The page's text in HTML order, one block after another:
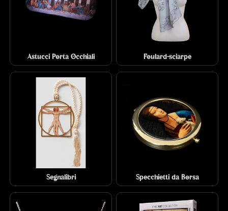
Astucci Porta Occhiali Foulard-sciarpe
Segnalibri Specchietti da Borsa